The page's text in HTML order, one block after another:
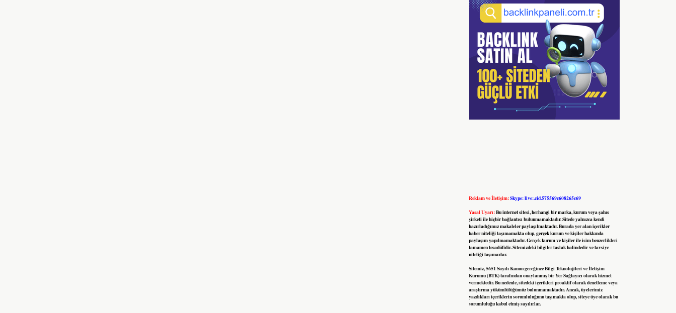
Reklam ve İletişim:Skype: live:.cid.575569c608265c69
Yasal Uyarı:Bu internet sitesi, herhangi bir marka, kurum veya şahıs
şirketi ile hiçbir bağlantısı bulunmamaktadır. Sitede yalnızca kendi
hazırladığımız makaleler paylaşılmaktadır. Burada yer alan içerikler
haber niteliği taşımamakta olup, gerçek kurum ve kişiler hakkında
paylaşım yapılmamaktadır. Gerçek kurum ve kişiler ile isim benzerlikleri
tamamen tesadüfidir. Sitemizdeki bilgiler taslak halindedir ve tavsiye
niteliği taşımazlar.
Sitemiz, 5651 Sayılı Kanun gereğince Bilgi Teknolojileri ve İletişim
Kurumu (BTK) tarafından onaylanmış bir Yer Sağlayıcı olarak hizmet
vermektedir. Bu nedenle, sitedeki içerikleri proaktif olarak denetleme veya
araştırma yükümlülüğümüz bulunmamaktadır. Ancak, üyelerimiz
yazdıkları içeriklerin sorumluluğunu taşımakta olup, siteye üye olarak bu
sorumluluğu kabul etmiş sayılırlar.